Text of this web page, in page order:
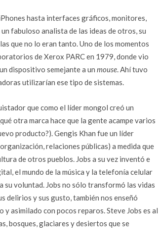
hasta interfaces gráficos, monitores,
fabuloso analista de las ideas de otros, su
que no lo eran tanto. Uno de los momentos
de Xerox PARC en 1979, donde vio
dispositivo semejante a un mouse. Ahí tuvo
utilizarían ese tipo de sistemas.
que como el líder mongol creó un
otra marca hace que la gente acampe varios
producto?). Gengis Khan fue un líder
relaciones públicas) a medida que
de otros pueblos. Jobs a su vez inventó e
el mundo de la música y la telefonía celular
voluntad. Jobs no sólo transformó las vidas
delirios y sus gusto, también nos enseñó
asimilado con pocos reparos. Steve Jobs es al
bosques, glaciares y desiertos que se